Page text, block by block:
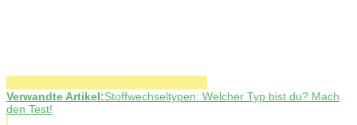
Verwandte Artikel:Stoffwechseltypen: Welcher Typ bist du? Mach
den Test!